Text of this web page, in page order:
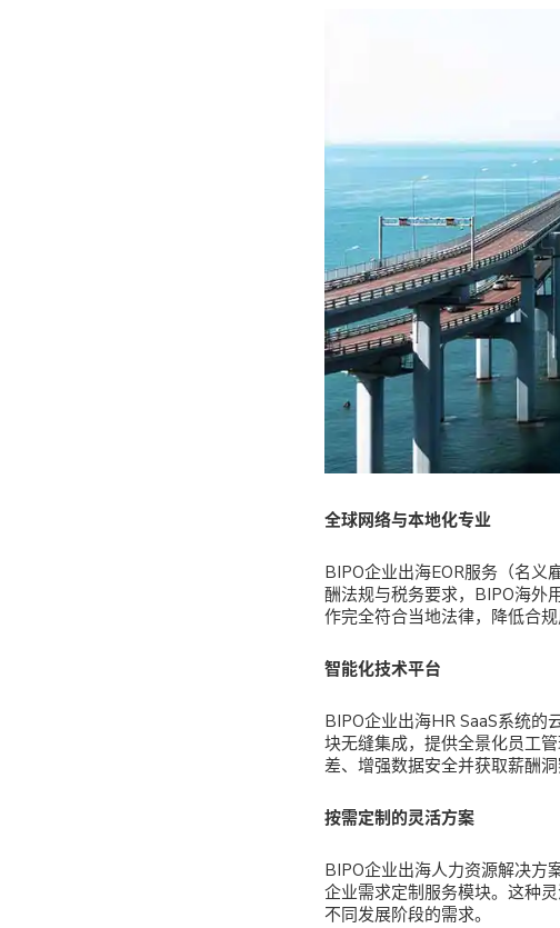
全球网络与本地化专业
BIPO企业出海EOR服务（名义
酬法规与税务要求，BIPO海外
作完全符合当地法律，降低合规
智能化技术平台
BIPO企业出海HR SaaS系统的
块无缝集成，提供全景化员工
差、增强数据安全并获取薪酬洞
按需定制的灵活方案
BIPO企业出海人力资源解决方
企业需求定制服务模块。这种
不同发展阶段的需求。